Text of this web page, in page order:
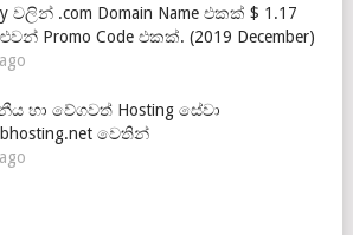
වලින් .com Domain Name එකක් $ 1.17
Promo Code එකක්. (2019 December)
හා වේගවත් Hosting සේවා
වෙතින්